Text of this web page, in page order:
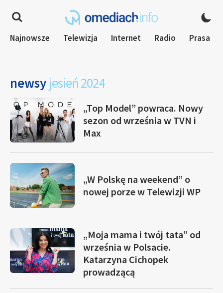
Najnowsze Telewizja Internet Radio Prasa
newsy jesień 2024
„Top Model” powraca. Nowy
sezon od września w TVN i
Max
„W Polskę na weekend” o
nowej porze w Telewizji WP
„Moja mama i twój tata” od
września w Polsacie.
Katarzyna Cichopek
prowadzącą